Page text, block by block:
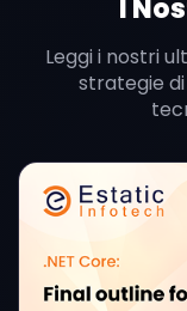
I
Leggi i nostri
strategie